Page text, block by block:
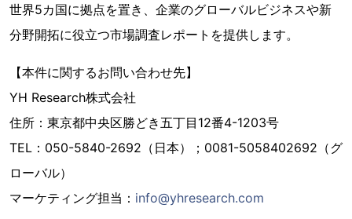
世界5カ国に拠点を置き、企業のグローバルビジネスや新
分野開拓に役立つ市場調査レポートを提供します。
【本件に関するお問い合わせ先】
YH Research株式会社
住所：東京都中央区勝どき五丁目12番4-1203号
TEL：050-5840-2692（日本）；0081-5058402692（グ
ローバル）
マーケティング担当： info@yhresearch.com